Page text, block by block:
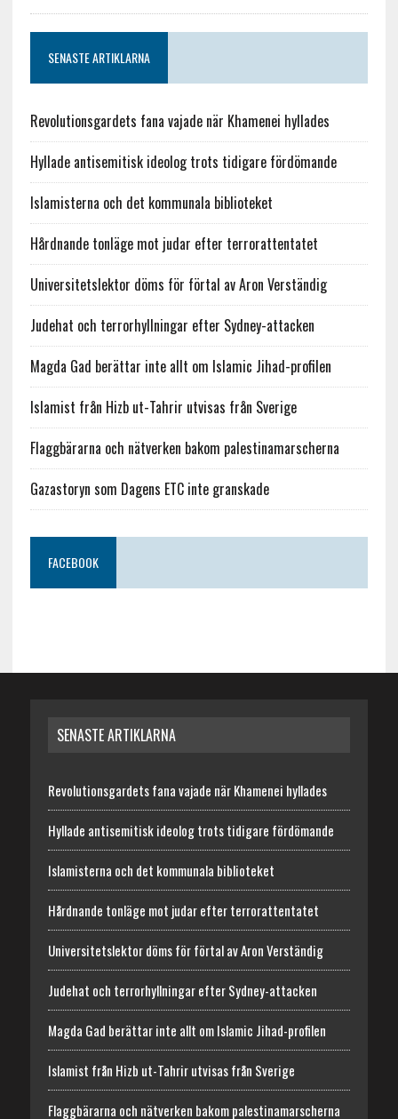
SENASTE ARTIKLARNA
Revolutionsgardets fana vajade när Khamenei hyllades
Hyllade antisemitisk ideolog trots tidigare fördömande
Islamisterna och det kommunala biblioteket
Hårdnande tonläge mot judar efter terrorattentatet
Universitetslektor döms för förtal av Aron Verständig
Judehat och terrorhyllningar efter Sydney-attacken
Magda Gad berättar inte allt om Islamic Jihad-profilen
Islamist från Hizb ut-Tahrir utvisas från Sverige
Flaggbärarna och nätverken bakom palestinamarscherna
Gazastoryn som Dagens ETC inte granskade
FACEBOOK
SENASTE ARTIKLARNA
Revolutionsgardets fana vajade när Khamenei hyllades
Hyllade antisemitisk ideolog trots tidigare fördömande
Islamisterna och det kommunala biblioteket
Hårdnande tonläge mot judar efter terrorattentatet
Universitetslektor döms för förtal av Aron Verständig
Judehat och terrorhyllningar efter Sydney-attacken
Magda Gad berättar inte allt om Islamic Jihad-profilen
Islamist från Hizb ut-Tahrir utvisas från Sverige
Flaggbärarna och nätverken bakom palestinamarscherna